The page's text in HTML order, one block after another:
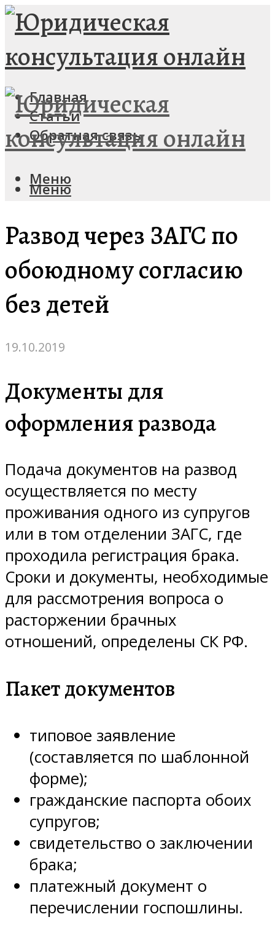
Главная
Статьи
Обратная связь
Меню
Меню
Развод через ЗАГС по
обоюдному согласию
без детей
19.10.2019
Документы для
оформления развода
Подача документов на развод
осуществляется по месту
проживания одного из супругов
или в том отделении ЗАГС, где
проходила регистрация брака.
Сроки и документы, необходимые
для рассмотрения вопроса о
расторжении брачных
отношений, определены СК РФ.
Пакет документов
типовое заявление
(составляется по шаблонной
форме);
гражданские паспорта обоих
супругов;
свидетельство о заключении
брака;
платежный документ о
перечислении госпошлины.